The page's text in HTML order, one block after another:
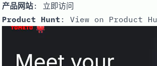
产品网站: 立即访问
Product Hunt : View on Product